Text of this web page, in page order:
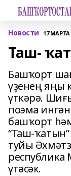
Новости 17 МАРТА
Таш-
Башҡорт
үҙенең яңы
үткәрә.
поэма
башҡорт
“Таш-
туйы
үтәсәк.